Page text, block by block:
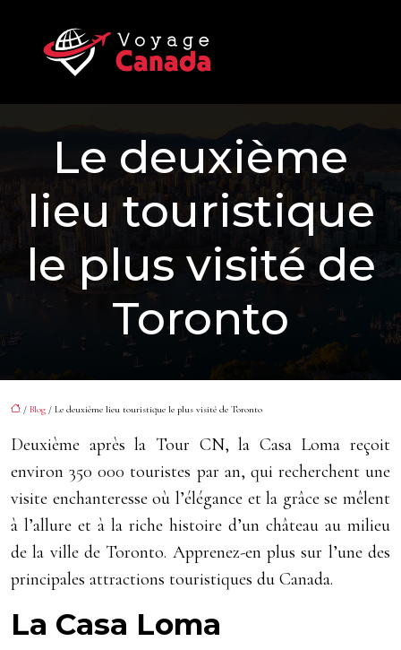
Le deuxième
lieu touristique
le plus visité de
Toronto
/ Blog / Le deuxième lieu touristique le plus visité de Toronto
Deuxième après la Tour CN, la Casa Loma reçoit
environ 350 000 touristes par an, qui recherchent une
visite enchanteresse où l’élégance et la grâce se mêlent
à l’allure et à la riche histoire d’un château au milieu
de la ville de Toronto. Apprenez-en plus sur l’une des
principales attractions touristiques du Canada.
La Casa Loma